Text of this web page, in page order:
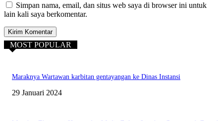
Simpan nama, email, dan situs web saya di browser ini untuk
lain kali saya berkomentar.
MOST POPULAR
Maraknya Wartawan karbitan gentayangan ke Dinas Instansi
29 Januari 2024